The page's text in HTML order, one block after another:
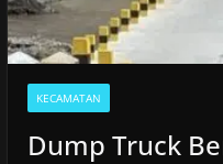
KECAMATAN
Dump Truck